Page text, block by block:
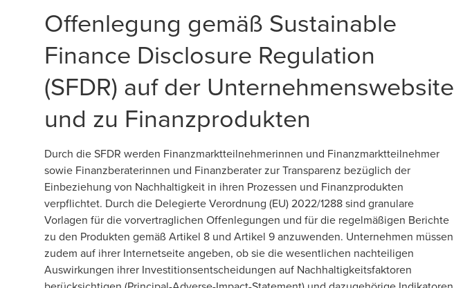
Offenlegung gemäß Sustainable
Finance Disclosure Regulation
(SFDR) auf der Unternehmenswebsite
und zu Finanzprodukten
Durch die SFDR werden Finanzmarktteilnehmerinnen und Finanzmarktteilnehmer
sowie Finanzberaterinnen und Finanzberater zur Transparenz bezüglich der
Einbeziehung von Nachhaltigkeit in ihren Prozessen und Finanzprodukten
verpflichtet. Durch die Delegierte Verordnung (EU) 2022/1288 sind granulare
Vorlagen für die vorvertraglichen Offenlegungen und für die regelmäßigen Berichte
zu den Produkten gemäß Artikel 8 und Artikel 9 anzuwenden. Unternehmen müssen
zudem auf ihrer Internetseite angeben, ob sie die wesentlichen nachteiligen
Auswirkungen ihrer Investitionsentscheidungen auf Nachhaltigkeitsfaktoren